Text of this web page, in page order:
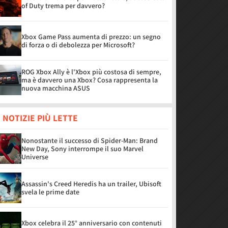
of Duty trema per davvero?
Xbox Game Pass aumenta di prezzo: un segno
di forza o di debolezza per Microsoft?
ROG Xbox Ally è l'Xbox più costosa di sempre,
ma è davvero una Xbox? Cosa rappresenta la
nuova macchina ASUS
NOTIZIE PIÙ LETTE
Nonostante il successo di Spider-Man: Brand
New Day, Sony interrompe il suo Marvel
Universe
Assassin's Creed Heredis ha un trailer, Ubisoft
svela le prime date
Xbox celebra il 25° anniversario con contenuti